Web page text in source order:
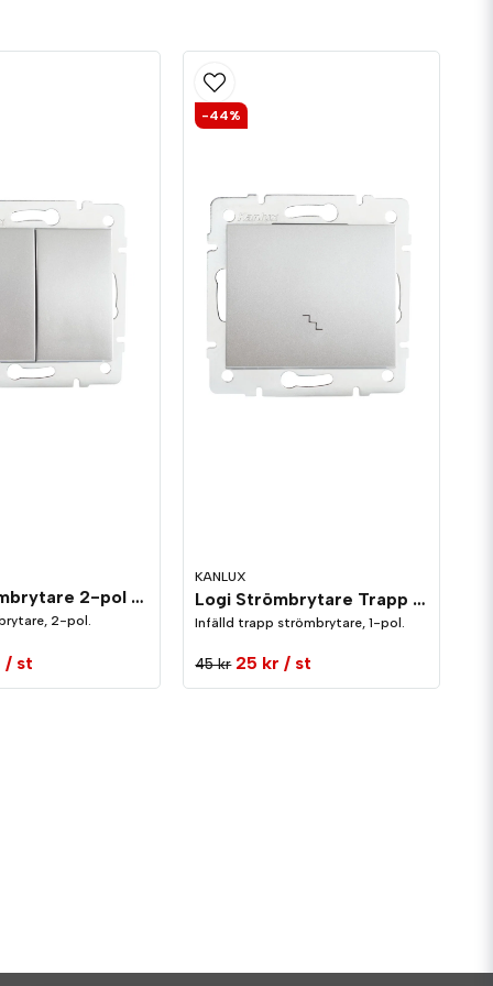
Logi Strömbrytare 2-pol Silver
2-pol.
/ st
KANLUX
Logi Strömbrytare Trapp 1-pol Silver
Infälld trapp strömbrytare, 1-pol.
45 kr 25 kr / st
-44%